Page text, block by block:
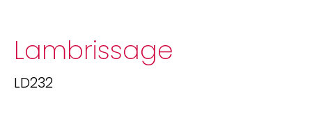
Lambrissage
LD232